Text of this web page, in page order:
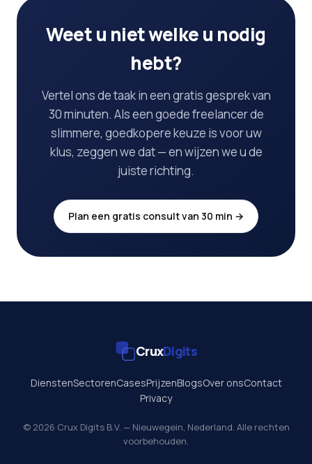
Weet u niet welke u nodig
hebt?
Vertel ons de taak in een gratis gesprek van
30 minuten. Als een goede freelancer de
slimmere, goedkopere keuze is voor uw
klus, zeggen we dat — en wijzen we u de
juiste richting.
Plan een gratis consult van 30 min →
CruxDigits
DienstenSectorenCasesPrijzenBlogsOver onsContact
Privacy
© 2026 Crux Digits B.V. — Nieuwegein, Nederland. Alle rechten
voorbehouden.